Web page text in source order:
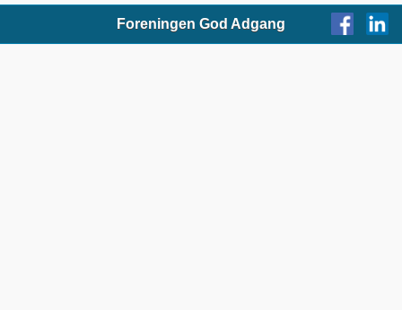
Foreningen God Adgang